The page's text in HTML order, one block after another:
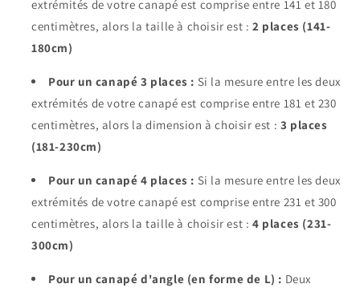
extrémités de votre canapé est comprise entre 141 et 180
centimètres, alors la taille à choisir est :2 places (141-
180cm)
Pour un canapé 3 places : Si la mesure entre les deux
extrémités de votre canapé est comprise entre 181 et 230
centimètres, alors la dimension à choisir est : 3 places
(181-230cm)
Pour un canapé 4 places : Si la mesure entre les deux
extrémités de votre canapé est comprise entre 231 et 300
centimètres, alors la taille à choisir est :4 places (231-
300cm)
Pour un canapé d'angle (en forme de L) : Deux